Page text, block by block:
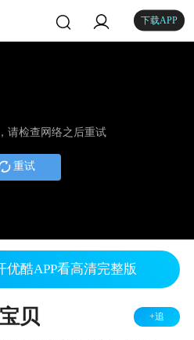
下载APP
请检查网络之后重试
重试
优酷APP看高清完整版
贝 +追